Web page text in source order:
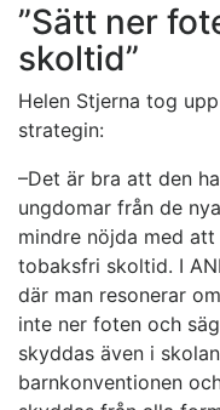
”Sätt ner
skoltid”
Helen Stjerna tog
strategin:
–Det är bra att den
ungdomar från de
mindre nöjda med
tobaksfri skoltid. I
där man resonerar
inte ner foten och
skyddas även i
barnkonventionen